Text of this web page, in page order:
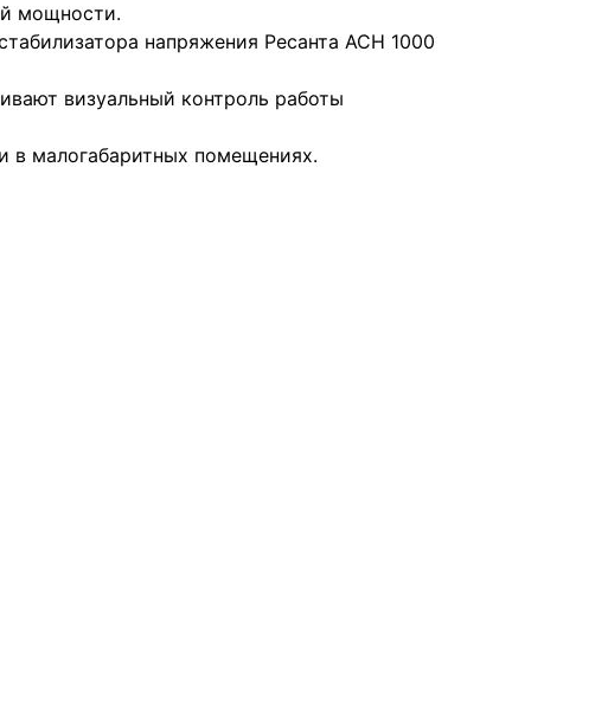
мощности.
напряжения Ресанта АСН 1000
визуальный контроль работы
в малогабаритных помещениях.